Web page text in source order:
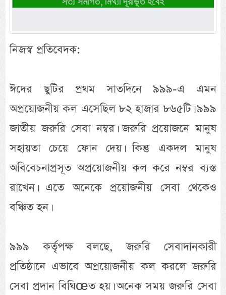
নিজস্ব প্রতিবেদক:
ঈদের ছুটির প্রথম সাতদিনে ৯৯৯-এ এমন
অপ্রয়োজনীয় কল এসেছিল ৮২ হাজার ৮৬৫টি। ৯৯৯
জাতীয় জরুরি সেবা নম্বর। জরুরি প্রয়োজনে মানুষ
সহায়তা চেয়ে ফোন দেয়। কিন্তু একদল মানুষ
অবিবেচনাপ্রসূত অপ্রয়োজনীয় কল করে নম্বর ব্যস্ত
রাখেন। এতে অনেকে প্রয়োজনীয় সেবা থেকেও
বঞ্চিত হন।
৯৯৯ কর্তৃপক্ষ বলছে, জরুরি সেবাদানকারী
প্রতিষ্ঠানে এভাবে অপ্রয়োজনীয় কল করলে জরুরি
সেবা প্রদান বিঘিœত হয়। অনেক সময় জরুরি সেবা